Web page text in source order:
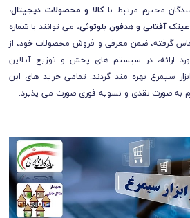
محترم مرتبط باکالا و محصولات دیجیتال،
عینک آفتابی و هدفون بلوتوثی، می توانند با شماره
تماس گرفته، ضمن معرفی و فروش محصولات خود، از
ارائه، در سیستم های پخش و توزیع آنلاین
سیمرغ بهره مند گردند. تمامی خرید های این
به صورت نقدی و تسویه فوری صورت می پذیرد.